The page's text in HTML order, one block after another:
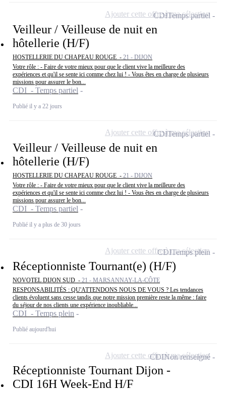
Veilleur / Veilleuse de nuit en
hôtellerie (H/F)
HOSTELLERIE DU CHAPEAU ROUGE - 21 - DIJON
Votre rôle : - Faire de votre mieux pour que le client vive la meilleure des
expériences et qu'il se sente ici comme chez lui ! - Vous êtes en charge de plusieurs
missions pour assurer le bon...
CDI - Temps partiel
Publié il y a 22 jours
CDITemps partiel
Ajouter cette offre à ma sélection
Veilleur / Veilleuse de nuit en
hôtellerie (H/F)
HOSTELLERIE DU CHAPEAU ROUGE - 21 - DIJON
Votre rôle : - Faire de votre mieux pour que le client vive la meilleure des
expériences et qu'il se sente ici comme chez lui ! - Vous êtes en charge de plusieurs
missions pour assurer le bon...
CDI - Temps partiel
Publié il y a plus de 30 jours
CDITemps partiel
Ajouter cette offre à ma sélection
Réceptionniste Tournant(e) (H/F)
NOVOTEL DIJON SUD - 21 - MARSANNAY-LA-CÔTE
RESPONSABILITÉS : QU'ATTENDONS NOUS DE VOUS ? Les tendances
clients évoluent sans cesse tandis que notre mission première reste la même : faire
du séjour de nos clients une expérience inoubliable...
CDI - Temps plein
Publié aujourd'hui
CDITemps plein
Ajouter cette offre à ma sélection
Réceptionniste Tournant Dijon -
CDI 16H Week-End H/F
CDINon renseigné
Ajouter cette offre à ma sélection